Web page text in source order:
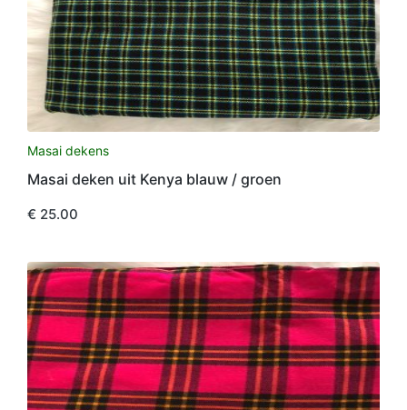
Masai dekens
Masai deken uit Kenya blauw / groen
€ 25.00